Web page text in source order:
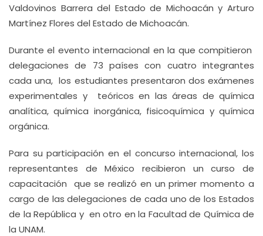
Valdovinos Barrera del Estado de Michoacán y Arturo
Martínez Flores del Estado de Michoacán.
Durante el evento internacional en la que compitieron
delegaciones de 73 países con cuatro integrantes
cada una, los estudiantes presentaron dos exámenes
experimentales y teóricos en las áreas de química
analítica, química inorgánica, fisicoquímica y química
orgánica.
Para su participación en el concurso internacional, los
representantes de México recibieron un curso de
capacitación que se realizó en un primer momento a
cargo de las delegaciones de cada uno de los Estados
de la República y en otro en la Facultad de Química de
la UNAM.